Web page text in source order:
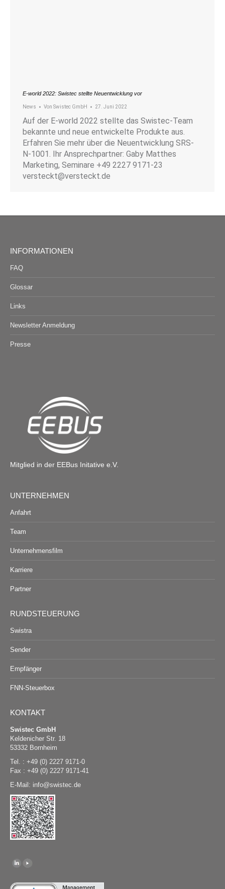
E-world 2022: Swistec stellte Neuentwicklung vor
News Von Swistec GmbH 27. Juni 2022
Auf der E-world 2022 stellte das Swistec-Team
bekannte und neue entwickelte Produkte aus.
Erfahren Sie mehr über die Neuentwicklung SRS-
N-1001. Ihr Ansprechpartner: Gaby Matthes
Marketing, Seminare +49 2227 9171-23
versteckt@versteckt.de
INFORMATIONEN
FAQ
Glossar
Links
Newsletter Anmeldung
Presse
Mitglied in der EEBus Initative e.V.
UNTERNEHMEN
Anfahrt
Team
Unternehmensfilm
Karriere
Partner
RUNDSTEUERUNG
Swistra
Sender
Empfänger
FNN-Steuerbox
KONTAKT
Swistec GmbH
Keldenicher Str. 18
53332 Bornheim
Tel. : +49 (0) 2227 9171-0
Fax : +49 (0) 2227 9171-41
E-Mail:
@swistec.de